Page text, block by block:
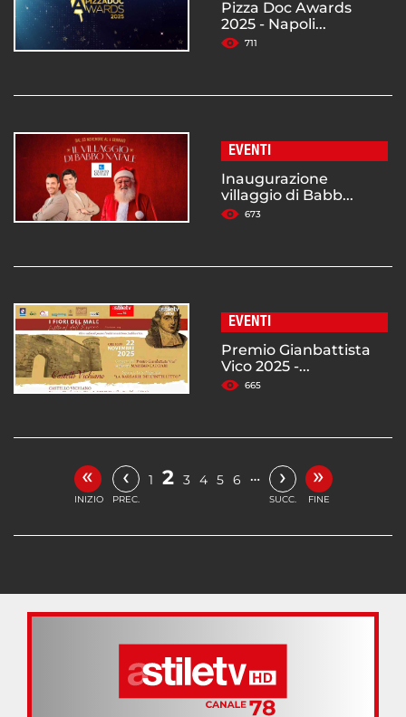
Pizza Doc Awards
2025 - Napoli...
711
EVENTI
Inaugurazione
villaggio di Babb...
673
EVENTI
Premio Gianbattista
Vico 2025 -...
665
«
INIZIO
‹
PREC.
1 2 3 4 5 6 … ›
SUCC.
»
FINE